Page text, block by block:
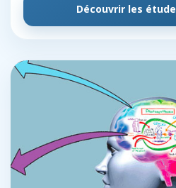
Découvrir les